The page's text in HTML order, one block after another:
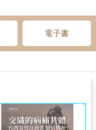
電子書